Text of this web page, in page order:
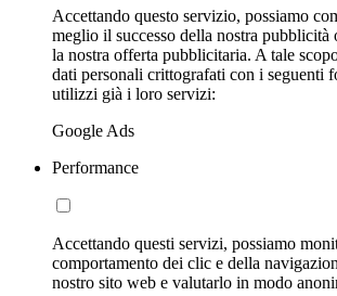
Accettando questo servizio, possiamo
meglio il successo della nostra pubblicità
la nostra offerta pubblicitaria. A tale
dati personali crittografati con i seguenti
utilizzi già i loro servizi:
Google Ads
Performance
Accettando questi servizi, possiamo
comportamento dei clic e della
nostro sito web e valutarlo in modo